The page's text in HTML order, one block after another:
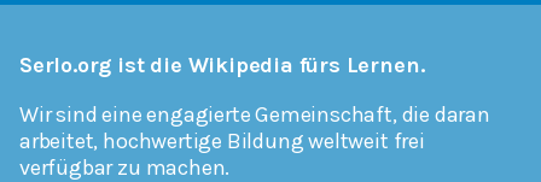
Serlo.org ist die Wikipedia fürs Lernen.
Wir sind eine engagierte Gemeinschaft, die daran
arbeitet, hochwertige Bildung weltweit frei
verfügbar zu machen.